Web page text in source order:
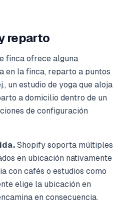
reparto
finca ofrece alguna
en la finca, reparto a puntos
un estudio de yoga que aloja
a domicilio dentro de un
de configuración
Shopify soporta múltiples
en ubicación nativamente
con cafés o estudios como
elige la ubicación en
en consecuencia.